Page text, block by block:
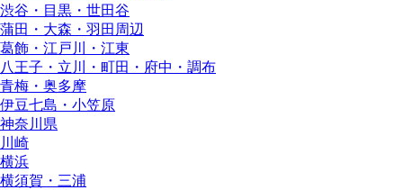
渋谷・目黒・世田谷
蒲田・大森・羽田周辺
葛飾・江戸川・江東
八王子・立川・町田・府中・調布
青梅・奥多摩
伊豆七島・小笠原
神奈川県
川崎
横浜
横須賀・三浦